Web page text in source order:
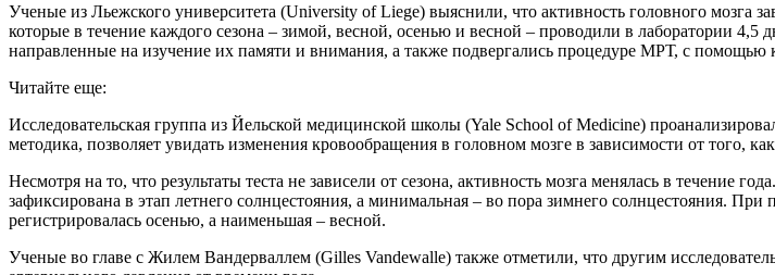
Ученые из Льежского университета (University of Liege) выяснили, что активность головного мозга
которые в течение каждого сезона – зимой, весной, осенью и весной – проводили в лаборатории
направленные на изучение их памяти и внимания, а также подвергались процедуре МРТ, с помощью
Читайте еще:
Исследовательская группа из Йельской медицинской школы (Yale School of Medicine)
методика, позволяет увидать изменения кровообращения в головном мозге в зависимости от того,
Несмотря на то, что результаты теста не зависели от сезона, активность мозга менялась в течение
зафиксирована в этап летнего солнцестояния, а минимальная – во пора зимнего солнцестояния.
регистрировалась осенью, а наименьшая – весной.
Ученые во главе с Жилем Вандерваллем (Gilles Vandewalle) также отметили, что другим